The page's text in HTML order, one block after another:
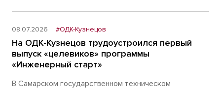
08.07.2026 #ОДК-Кузнецов
На ОДК-Кузнецов трудоустроился первый
выпуск «целевиков» программы
«Инженерный старт»
В Самарском государственном техническом